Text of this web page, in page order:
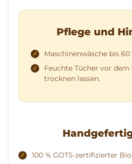
Pflege und
Maschinenwäsche bis 60
Feuchte Tücher vor
trocknen lassen.
100 % GOTS-zertifizierter